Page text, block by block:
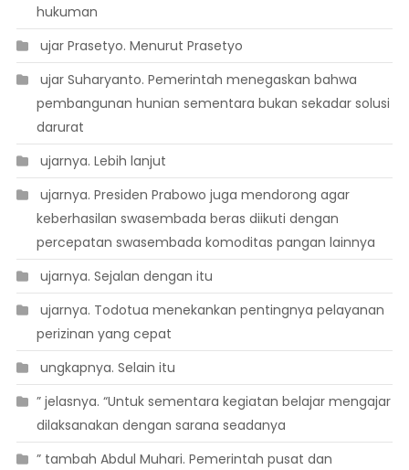
hukuman
 ujar Prasetyo. Menurut Prasetyo
 ujar Suharyanto. Pemerintah menegaskan bahwa
pembangunan hunian sementara bukan sekadar solusi
darurat
 ujarnya. Lebih lanjut
 ujarnya. Presiden Prabowo juga mendorong agar
keberhasilan swasembada beras diikuti dengan
percepatan swasembada komoditas pangan lainnya
 ujarnya. Sejalan dengan itu
 ujarnya. Todotua menekankan pentingnya pelayanan
perizinan yang cepat
 ungkapnya. Selain itu
” jelasnya. “Untuk sementara kegiatan belajar mengajar
dilaksanakan dengan sarana seadanya
” tambah Abdul Muhari. Pemerintah pusat dan